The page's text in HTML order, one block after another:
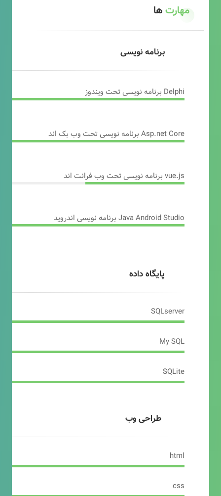
مهارتها
برنامه نویسی
Delphi برنامه نویسی تحت ویندوز
Asp.net Core برنامه نویسی تحت وب بک اند
vue.js برنامه نویسی تحت وب فرانت اند
Java Android Studio برنامه نویسی اندروید
پایگاه داده
SQLserver
My SQL
SQLite
طراحی وب
html
css